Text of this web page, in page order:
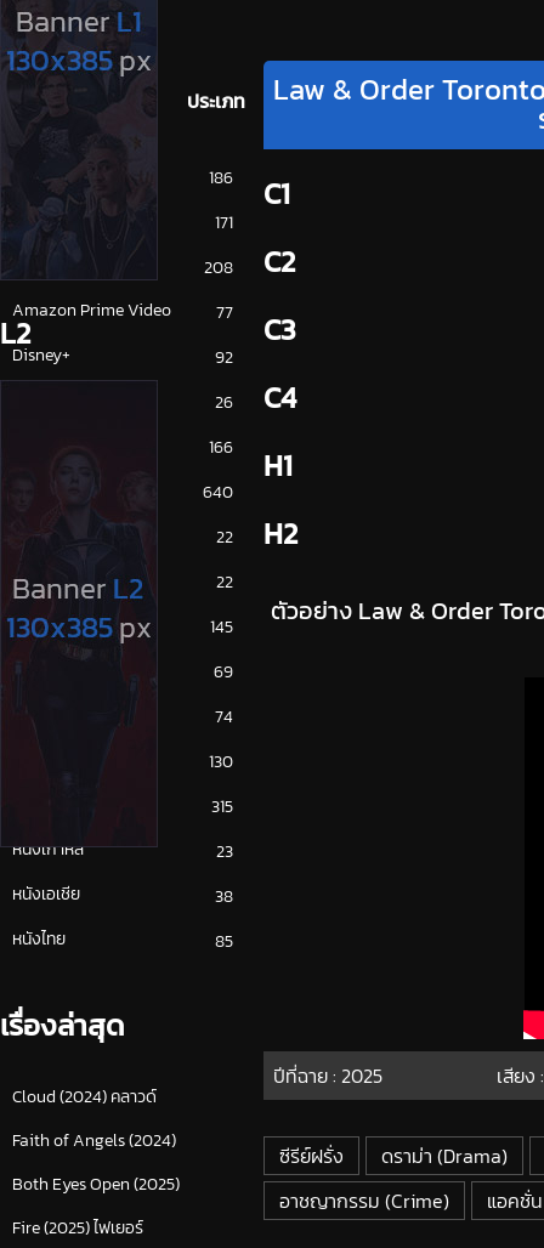
ประเภท
การ์ตูน
186
ดูซีรี่ย์ 2025
171
208
Amazon Prime Video
77
Disney+
92
26
166
640
ซีรีย์จีน
22
ซีรีย์ญี่ปุ่น
22
ซีรีย์ฝรั่ง
145
ซีรีย์เกาหลี
69
74
130
315
หนังเกาหลี
23
หนังเอเชีย
38
หนังไทย
85
เรื่องล่าสุด
Cloud (2024) คลาวด์
Faith of Angels (2024)
Both Eyes Open (2025)
Fire (2025) ไฟเยอร์
Law & Order
C1
C2
C3
C4
H1
H2
ตัวอย่าง Law & Order
ปีที่ฉาย : 2025 เสียง
ซีรีย์ฝรั่ง
ดราม่า (Drama)
อาชญากรรม (Crime)
แอคชั่
L2